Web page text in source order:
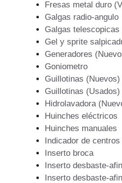
Fresas metal duro
Galgas radio-angulo
Galgas telescopicas
Gel y sprite
Generadores
Goniometro
Guillotinas (Nuevos)
Guillotinas (Usados)
Hidrolavadora
Huinches eléctricos
Huinches manuales
Indicador de centros
Inserto broca
Inserto desbaste-
Inserto desbaste-